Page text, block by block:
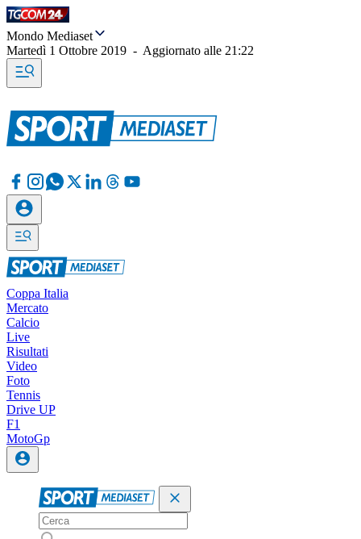
Mondo Mediaset
Martedì 1 Ottobre 2019 - Aggiornato alle 21:22
Coppa Italia
Mercato
Calcio
Live
Risultati
Video
Foto
Tennis
Drive UP
F1
MotoGp